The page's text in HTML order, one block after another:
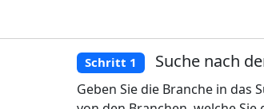
Schritt 1 Suche nach
Geben Sie die Branche in das